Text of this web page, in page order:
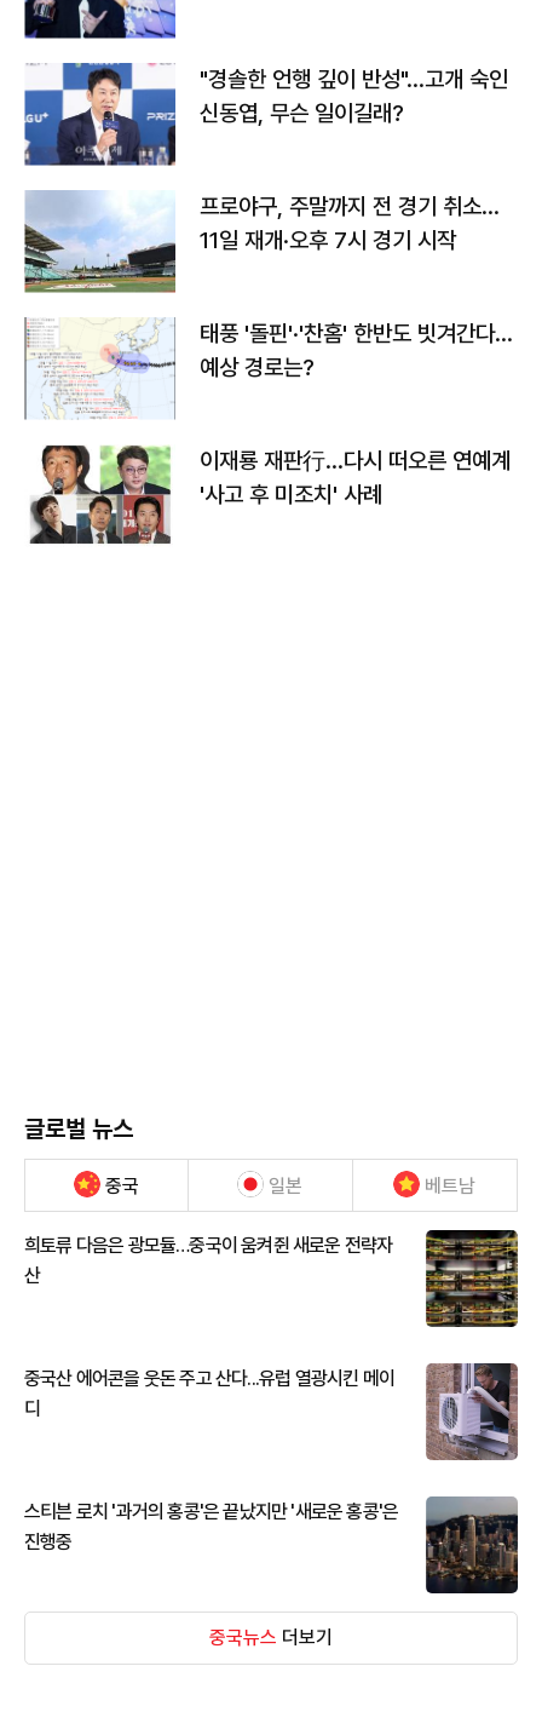
"경솔한 언행 깊이 반성"…고개 숙인
신동엽, 무슨 일이길래?
프로야구, 주말까지 전 경기 취소…
11일 재개·오후 7시 경기 시작
태풍 '돌핀'·'찬홈' 한반도 빗겨간다…
예상 경로는?
이재룡 재판行…다시 떠오른 연예계
'사고 후 미조치' 사례
글로벌 뉴스
중국 일본 베트남
희토류 다음은 광모듈…중국이 움켜쥔 새로운 전략자
산
중국산 에어콘을 웃돈 주고 산다...유럽 열광시킨 메이
디
스티븐 로치 '과거의 홍콩'은 끝났지만 '새로운 홍콩'은
진행중
중국뉴스 더보기